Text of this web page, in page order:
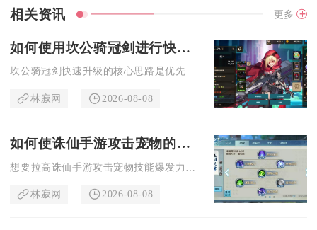
相关资讯 更多
如何使用坎公骑冠剑进行快速升级
坎公骑冠剑快速升级的核心思路是优先推进主线解锁等级上限、合理...
林寂网 2026-08-08
如何使诛仙手游攻击宠物的技能更具爆发力
林寂网 2026-08-08